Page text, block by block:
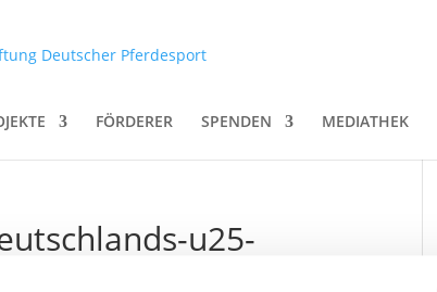
FÖRDERER SPENDEN MEDIATHEK
u25-